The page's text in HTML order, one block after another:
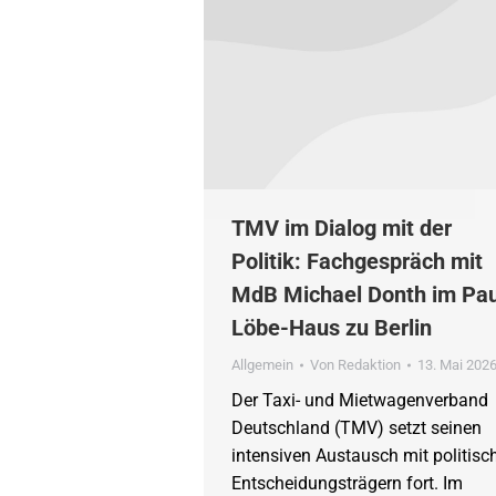
TMV im Dialog mit der
Politik: Fachgespräch mit
MdB Michael Donth im
Löbe-Haus zu Berlin
Allgemein Von Redaktion 13. Mai 2026
Der Taxi- und Mietwagenverband
Deutschland (TMV) setzt seinen
intensiven Austausch mit
Entscheidungsträgern fort. Im